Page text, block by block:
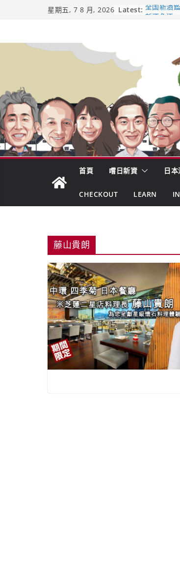
星期五, 7 8 月, 2026 Latest: 全国新酒
市場！梅
龜之井酒
吟釀的堅
日本酒類
首頁 嚐日新資 日
CHECKOUT LEARN
藤山貴朗